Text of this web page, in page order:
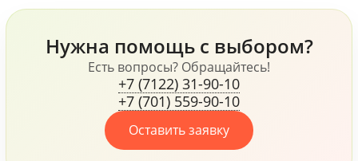
Harvest, ручки Senator и
все это говорит о том,
что компания, не
жалеет средств для
своих сотрудников.
Нужна помощь с выбором?
Есть вопросы? Обращайтесь!
+7 (7122) 31-90-10
+7 (701) 559-90-10
Оставить заявку